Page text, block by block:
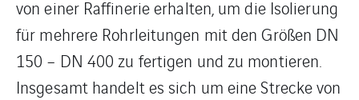
von einer Raffinerie erhalten, um die Isolierung
für mehrere Rohrleitungen mit den Größen DN
150 – DN 400 zu fertigen und zu montieren.
Insgesamt handelt es sich um eine Strecke von